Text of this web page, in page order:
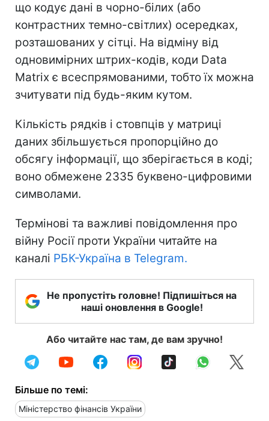
що кодує дані в чорно-білих (або
контрастних темно-світлих) осередках,
розташованих у сітці. На відміну від
одновимірних штрих-кодів, коди Data
Matrix є всеспрямованими, тобто їх можна
зчитувати під будь-яким кутом.
Кількість рядків і стовпців у матриці
даних збільшується пропорційно до
обсягу інформації, що зберігається в коді;
воно обмежене 2335 буквено-цифровими
символами.
Термінові та важливі повідомлення про
війну Росії проти України читайте на
каналі РБК-Україна в Telegram.
Не пропустіть головне! Підпишіться на
наші оновлення в Google!
Або читайте нас там, де вам зручно!
Більше по темі:
Міністерство фінансів України